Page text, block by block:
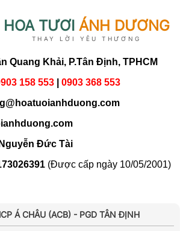
HOA TƯƠI ÁNH DƯƠNG
THAY LỜI YÊU THƯƠNG
Quang Khải, P.Tân Định, TPHCM
158 553
0903 368 553
Nguyễn Đức Tài
(Được cấp ngày 10/05/2001)
Á CHÂU (ACB) - PGD TÂN ĐỊNH